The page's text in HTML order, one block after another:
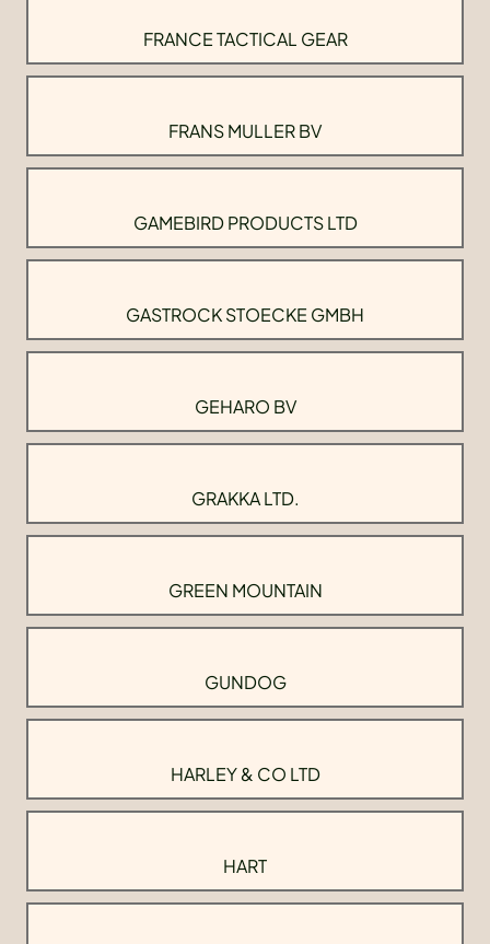
FRANCE TACTICAL GEAR
FRANS MULLER BV
GAMEBIRD PRODUCTS LTD
GASTROCK STOECKE GMBH
GEHARO BV
GRAKKA LTD.
GREEN MOUNTAIN
GUNDOG
HARLEY & CO LTD
HART